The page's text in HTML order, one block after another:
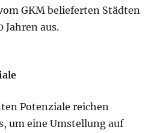
GKM belieferten Städten
Jahren aus.
Potenziale reichen
um eine Umstellung auf